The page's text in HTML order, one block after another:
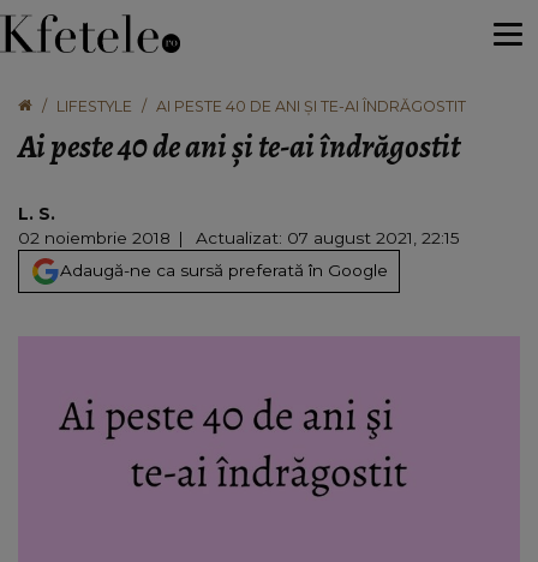
LIFESTYLE AI PESTE 40 DE ANI ŞI TE-AI ÎNDRĂGOSTIT
Ai peste 40 de ani şi te-ai îndrăgostit
L. S.
02 noiembrie 2018
Actualizat: 07 august 2021, 22:15
Adaugă-ne ca sursă preferată în Google